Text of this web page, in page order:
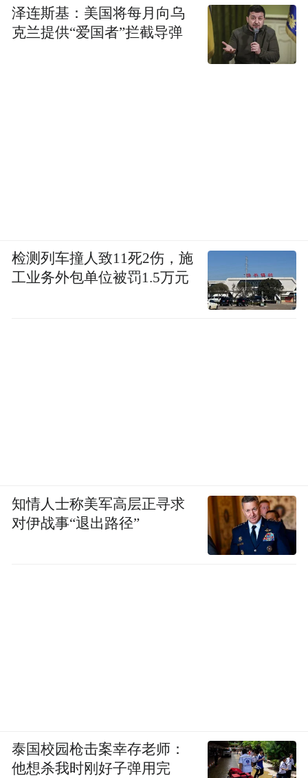
泽连斯基：美国将每月向乌
克兰提供“爱国者”拦截导弹
检测列车撞人致11死2伤，施
工业务外包单位被罚1.5万元
知情人士称美军高层正寻求
对伊战事“退出路径”
泰国校园枪击案幸存老师：
他想杀我时刚好子弹用完